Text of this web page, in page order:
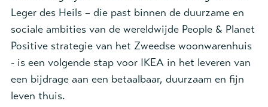
Leger des Heils – die past binnen de duurzame en
sociale ambities van de wereldwijde People & Planet
Positive strategie van het Zweedse woonwarenhuis
- is een volgende stap voor IKEA in het leveren van
een bijdrage aan een betaalbaar, duurzaam en fijn
leven thuis.